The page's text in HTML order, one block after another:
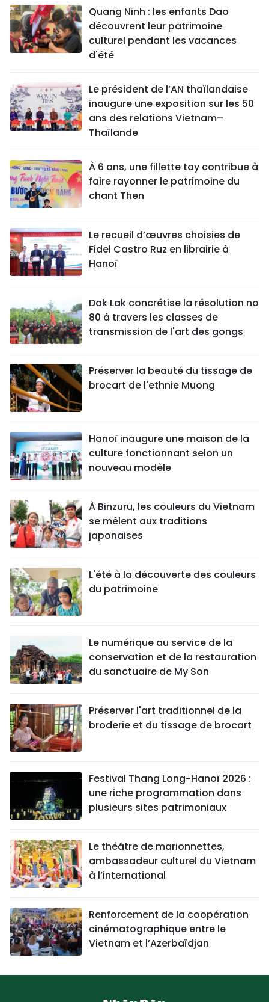
Quang Ninh : les enfants Dao
découvrent leur patrimoine
culturel pendant les vacances
d'été
Le président de l’AN thaïlandaise
inaugure une exposition sur les 50
ans des relations Vietnam–
Thaïlande
À 6 ans, une fillette tay contribue à
faire rayonner le patrimoine du
chant Then
Le recueil d’œuvres choisies de
Fidel Castro Ruz en librairie à
Hanoï
Dak Lak concrétise la résolution no
80 à travers les classes de
transmission de l'art des gongs
Préserver la beauté du tissage de
brocart de l'ethnie Muong
Hanoï inaugure une maison de la
culture fonctionnant selon un
nouveau modèle
À Binzuru, les couleurs du Vietnam
se mêlent aux traditions
japonaises
L'été à la découverte des couleurs
du patrimoine
Le numérique au service de la
conservation et de la restauration
du sanctuaire de My Son
Préserver l'art traditionnel de la
broderie et du tissage de brocart
Festival Thang Long-Hanoï 2026 :
une riche programmation dans
plusieurs sites patrimoniaux
Le théâtre de marionnettes,
ambassadeur culturel du Vietnam
à l’international
Renforcement de la coopération
cinématographique entre le
Vietnam et l’Azerbaïdjan